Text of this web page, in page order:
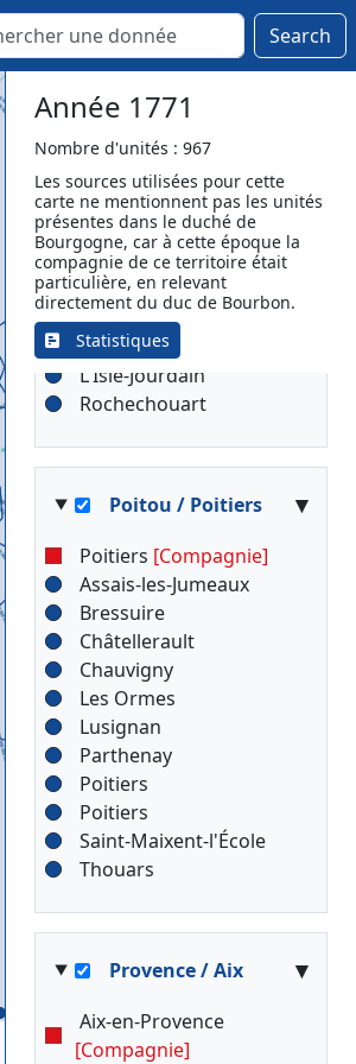
Search
Année 1771
Nombre d'unités : 967
Les sources utilisées pour cette
carte ne mentionnent pas les unités
présentes dans le duché de
Bourgogne, car à cette époque la
compagnie de ce territoire était
particulière, en relevant
directement du duc de Bourbon.
Statistiques
Palluau
Montmorillon
Montmorillon
[Lieutenance]
Civray
Confolens
Couhé
Gençay
L'Isle-Jourdain
Rochechouart
Poitou / Poitiers ▾
Poitiers [Compagnie]
Assais-les-Jumeaux
Bressuire
Châtellerault
Chauvigny
Les Ormes
Lusignan
Parthenay
Poitiers
Poitiers
Saint-Maixent-l'École
Thouars
Provence / Aix ▾
Aix-en-Provence
[Compagnie]